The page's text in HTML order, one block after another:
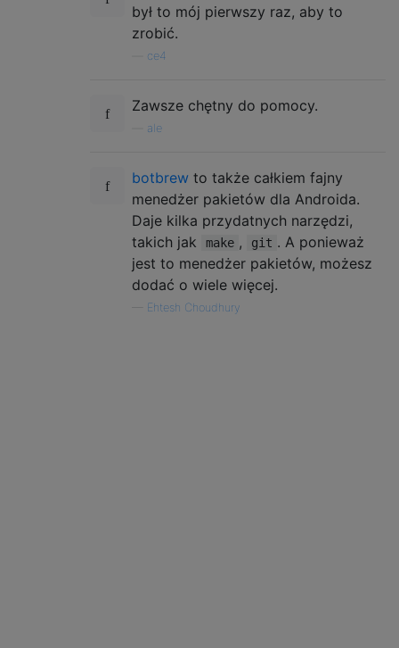
był to mój pierwszy raz, aby to
zrobić.
ce4
Zawsze chętny do pomocy.
ale
botbrew to także całkiem fajny
menedżer pakietów dla Androida.
Daje kilka przydatnych narzędzi,
takich jak
make , git . A ponieważ
jest to menedżer pakietów, możesz
dodać o wiele więcej.
Ehtesh Choudhury